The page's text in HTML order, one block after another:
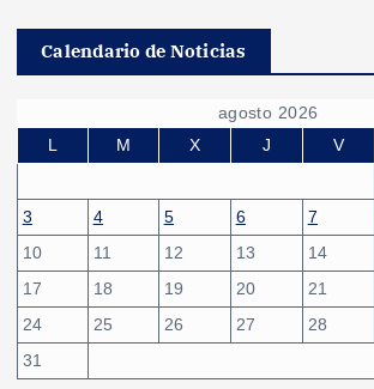
Calendario de Noticias
agosto 2026
L
M X J V
3
4 5 6 7
10
11 12 13 14
17
18 19 20 21
24
25 26 27 28
31